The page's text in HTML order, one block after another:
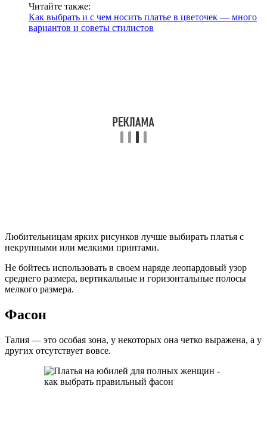
Читайте также:
Как выбрать и с чем носить платье в цветочек — много
вариантов и советы стилистов
Любительницам ярких рисунков лучше выбирать платья с
некрупными или мелкими принтами.
Не бойтесь использовать в своем наряде леопардовый узор
среднего размера, вертикальные и горизонтальные полосы
мелкого размера.
Фасон
Талия — это особая зона, у некоторых она четко выражена, а у
других отсутствует вовсе.